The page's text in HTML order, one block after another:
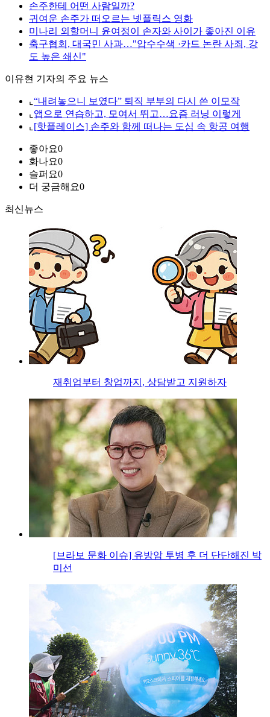
손주한테 어떤 사람일까?
귀여운 손주가 떠오르는 넷플릭스 영화
미나리 외할머니 윤여정이 손자와 사이가 좋아진 이유
축구협회, 대국민 사과…"압수수색 ·카드 논란 사죄, 강
도 높은 쇄신"
이유현 기자의 주요 뉴스
⌞ “내려놓으니 보였다” 퇴직 부부의 다시 쓴 이모작
⌞ 앱으로 연습하고, 모여서 뛰고…요즘 러닝 이렇게
⌞ [핫플레이스] 손주와 함께 떠나는 도심 속 항공 여행
좋아요0
화나요0
슬퍼요0
더 궁금해요0
최신뉴스
재취업부터 창업까지, 상담받고 지원하자
[브라보 문화 이슈] 유방암 투병 후 더 단단해진 박
미선